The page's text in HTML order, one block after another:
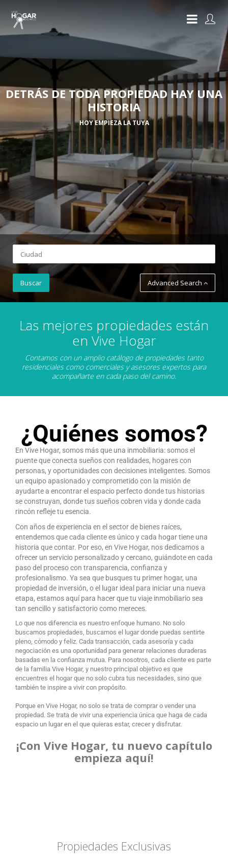
DETRÁS DE TODA PROPIEDAD HAY UNA
HISTORIA
HOY EMPIEZA LA TUYA
Advanced Search
Las mejores propiedades están
en Vive Hogar
Contamos con un amplio catálogo de propiedades tanto
residenciales como comerciales y asesores expertos para
acompañarte en cada paso del camino.
¿Quiénes somos?
En Vive Hogar, somos más que una inmobiliaria: somos el
puente que conecta sueños con realidades, hogares con
personas, y oportunidades con decisiones inteligentes. Somos
un equipo apasionado y comprometido con la misión de
ayudarte a encontrar el espacio perfecto donde tus historias
se construyan, donde tus sueños cobren vida y donde cada
rincón refleje tu esencia.
Con años de experiencia en el sector de bienes raíces,
entendemos que cada cliente es único y cada hogar tiene una
historia que contar. Por eso, en Vive Hogar, nos dedicamos a
ofrecer un servicio personalizado y cercano, guiándote en cada
paso del proceso con transparencia, confianza y
profesionalismo. Ya sea que busques tu primer hogar, una
propiedad de inversión, o el lugar ideal para iniciar una nueva
etapa, estamos aquí para hacer que tu viaje inmobiliario sea
tan sencillo y satisfactorio como mereces.
Lo que nos diferencia es nuestro enfoque humano. No solo
buscamos propiedades, buscamos el lugar donde puedas sentirte
pleno, cómodo y feliz. Cada transacción, cada asesoría y cada
negociación es una oportunidad para generar relaciones duraderas
basadas en la confianza mutua. Para nosotros, cada cliente es parte
de la familia Vive Hogar, y nuestro principal objetivo es que
encuentres el hogar que no solo cubra tus necesidades, sino que
también te inspire a vivir con propósito.
Porque en Vive Hogar, no solo se trata de comprar o vender una
propiedad. Se trata de vivir una experiencia única que haga de cada
espacio un lugar en el que quieras estar, crecer y disfrutar.
¡Con Vive Hogar, tu nuevo capítulo
empieza aquí!
Propiedades Exclusivas